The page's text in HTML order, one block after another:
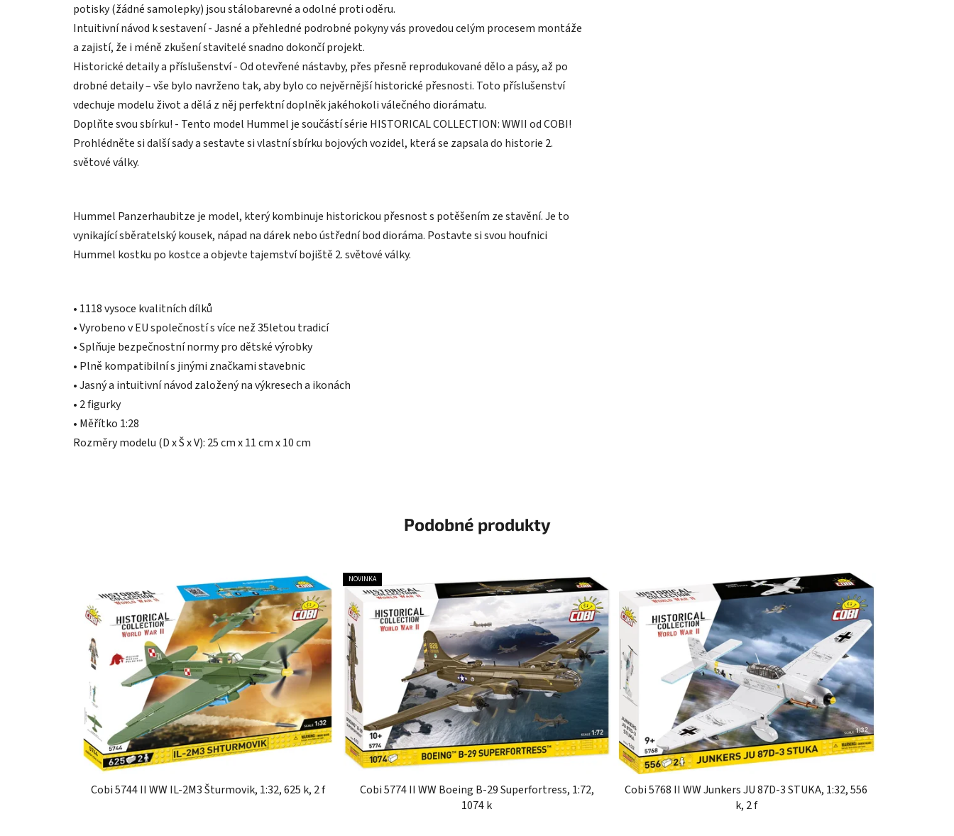
potisky (žádné samolepky) jsou stálobarevné a odolné proti oděru.
Intuitivní návod k sestavení - Jasné a přehledné podrobné pokyny vás provedou celým procesem montáže
a zajistí, že i méně zkušení stavitelé snadno dokončí projekt.
Historické detaily a příslušenství - Od otevřené nástavby, přes přesně reprodukované dělo a pásy, až po
drobné detaily – vše bylo navrženo tak, aby bylo co nejvěrnější historické přesnosti. Toto příslušenství
vdechuje modelu život a dělá z něj perfektní doplněk jakéhokoli válečného diorámatu.
Doplňte svou sbírku! - Tento model Hummel je součástí série HISTORICAL COLLECTION: WWII od COBI!
Prohlédněte si další sady a sestavte si vlastní sbírku bojových vozidel, která se zapsala do historie 2.
světové války.
Hummel Panzerhaubitze je model, který kombinuje historickou přesnost s potěšením ze stavění. Je to
vynikající sběratelský kousek, nápad na dárek nebo ústřední bod dioráma. Postavte si svou houfnici
Hummel kostku po kostce a objevte tajemství bojiště 2. světové války.
• 1118 vysoce kvalitních dílků
• Vyrobeno v EU společností s více než 35letou tradicí
• Splňuje bezpečnostní normy pro dětské výrobky
• Plně kompatibilní s jinými značkami stavebnic
• Jasný a intuitivní návod založený na výkresech a ikonách
• 2 figurky
• Měřítko 1:28
Rozměry modelu (D x Š x V): 25 cm x 11 cm x 10 cm
Podobné produkty
Cobi 5744 II WW IL-2M3 Šturmovik, 1:32, 625 k, 2 f
NOVINKA
Cobi 5774 II WW Boeing B-29 Superfortress, 1:72,
1074 k
Cobi 5768 II WW Junkers JU 87D-3 STUKA, 1:32, 556
k, 2 f